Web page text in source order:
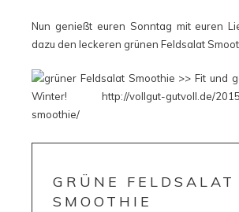
Nun genießt euren Sonntag mit euren
dazu den leckeren grünen Feldsalat
GRÜNE FELDSALAT
SMOOTHIE